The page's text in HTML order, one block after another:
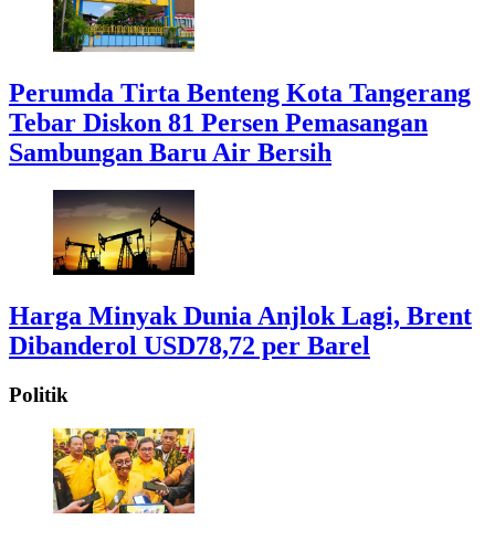
Perumda Tirta Benteng Kota Tangerang
Tebar Diskon 81 Persen Pemasangan
Sambungan Baru Air Bersih
Harga Minyak Dunia Anjlok Lagi, Brent
Dibanderol USD78,72 per Barel
Politik